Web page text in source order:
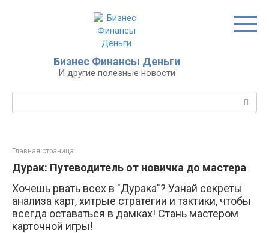
Бизнес Финансы Деньги
И другие полезные новости
Главная страница
Дурак: Путеводитель от новичка до мастера
Хочешь рвать всех в "Дурака"? Узнай секреты
анализа карт, хитрые стратегии и тактики, чтобы
всегда оставаться в дамках! Стань мастером
карточной игры!